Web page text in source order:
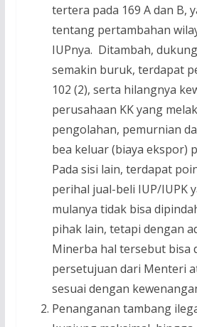
tertera pada 169 A dan B,
tentang pertambahan
IUPnya. Ditambah,
semakin buruk, terdapat
102 (2), serta hilangnya
perusahaan KK yang
pengolahan, pemurnian
bea keluar (biaya ekspor)
Pada sisi lain, terdapat
perihal jual-beli IUP/IUPK
mulanya tidak bisa
pihak lain, tetapi dengan
Minerba hal tersebut bisa
persetujuan dari Menteri
sesuai dengan
Penanganan tambang